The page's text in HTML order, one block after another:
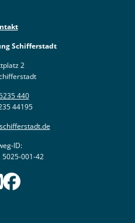
Schifferstadt
2
440
44195
ID:
5025-001-42